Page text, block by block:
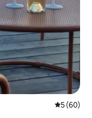
5 (60)